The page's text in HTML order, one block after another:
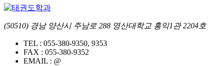
(50510) 경남 양산시 주남로 288 영산대학교 홍익1관 2204호
TEL : 055-380-9350, 9353
FAX : 055-380-9352
EMAIL : @